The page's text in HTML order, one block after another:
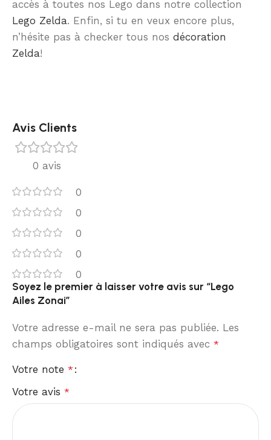
accès à toutes nos Lego dans notre collection
Lego Zelda. Enfin, si tu en veux encore plus,
n’hésite pas à checker tous nos décoration
Zelda!
Avis Clients
0 avis
0
0
0
0
0
Soyez le premier à laisser votre avis sur “Lego
Ailes Zonai”
Votre adresse e-mail ne sera pas publiée. Les
champs obligatoires sont indiqués avec *
Votre note *
Votre avis *